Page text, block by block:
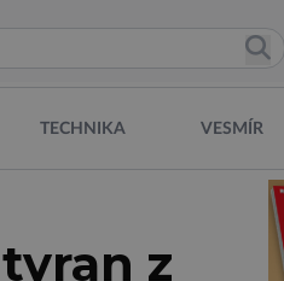
TECHNIKA VESMÍR
z